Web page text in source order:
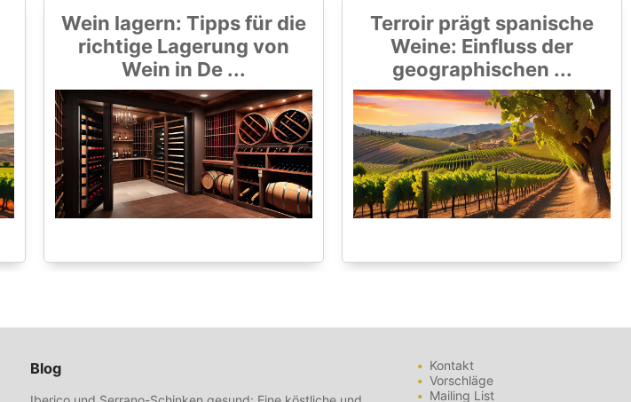
Wein lagern: Tipps für die
richtige Lagerung von
Wein in De ...
Terroir prägt spanische
Weine: Einfluss der
geographischen ...
Blog
Kontakt
Vorschläge
Mailing List